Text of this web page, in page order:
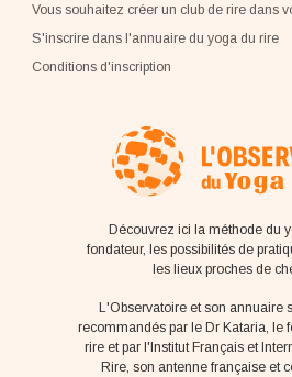
Vous souhaitez créer un club de rire dans
S'inscrire dans l'annuaire du yoga du rire
Conditions d'inscription
Découvrez ici la méthode du
fondateur, les possibilités de
les lieux proches de
L'Observatoire et son annuaire
recommandés par le Dr Kataria, le
rire et par l'Institut Français et
Rire, son antenne française et